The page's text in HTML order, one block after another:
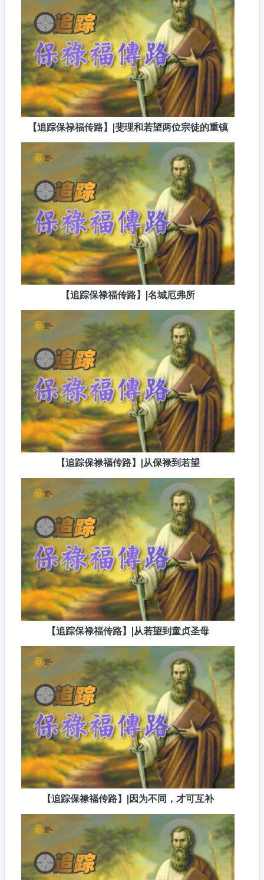
【追踪保禄福传路】|斐理和若望两位宗徒的重镇
【追踪保禄福传路】|名城厄弗所
【追踪保禄福传路】|从保禄到若望
【追踪保禄福传路】|从若望到童贞圣母
【追踪保禄福传路】|因为不同，才可互补